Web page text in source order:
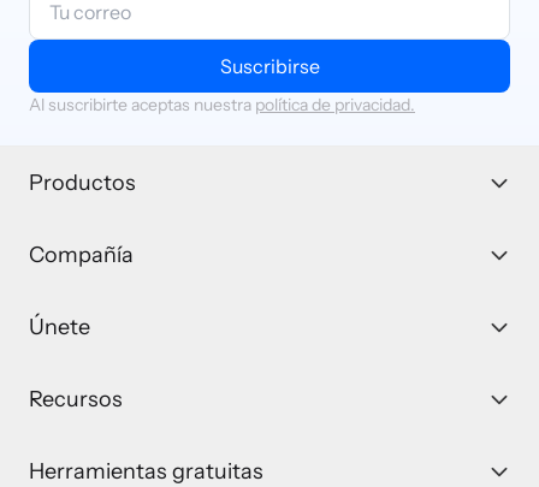
Suscribirse
Al suscribirte aceptas nuestra política de privacidad.
Productos
Compañía
Únete
Recursos
Herramientas gratuitas